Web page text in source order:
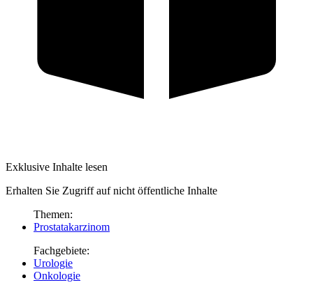
Exklusive Inhalte lesen
Erhalten Sie Zugriff auf nicht öffentliche Inhalte
Themen:
Prostatakarzinom
Fachgebiete:
Urologie
Onkologie